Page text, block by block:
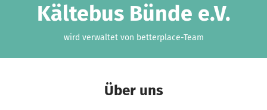
Kältebus Bünde e.V.
wird verwaltet von betterplace-Team
Über uns